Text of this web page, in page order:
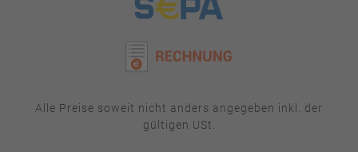
Alle Preise soweit nicht anders angegeben inkl. der
gültigen USt.